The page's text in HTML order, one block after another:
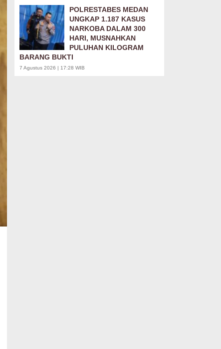
POLRESTABES MEDAN
UNGKAP 1.187 KASUS
NARKOBA DALAM 300
HARI, MUSNAHKAN
PULUHAN KILOGRAM
BARANG BUKTI
7 Agustus 2026 | 17:28 WIB